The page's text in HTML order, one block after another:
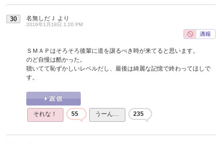
30 名無しだＪ より
2016年1月18日 1:20 PM
ＳＭＡＰはそろそろ後輩に道を譲るべき時が来てると思います。
のど自慢は酷かった。
聴いてて恥ずかしいレベルだし、最後は綺麗な記憶で終わってほしで
す。
それな！ 55 うーん… 235